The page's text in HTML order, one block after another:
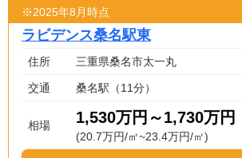
※2025年8月時点
ラビデンス桑名駅東
住所 三重県桑名市太一丸
交通 桑名駅（11分）
相場 1,530万円～1,730万円
(20.7万円/㎡~23.4万円/㎡)